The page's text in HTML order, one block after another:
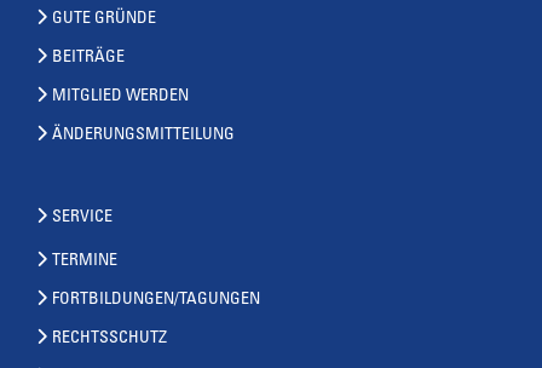
GUTE GRÜNDE
BEITRÄGE
MITGLIED WERDEN
ÄNDERUNGSMITTEILUNG
SERVICE
TERMINE
FORTBILDUNGEN/TAGUNGEN
RECHTSSCHUTZ